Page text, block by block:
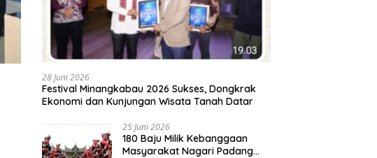
28 Juni 2026
Festival Minangkabau 2026 Sukses, Dongkrak
Ekonomi dan Kunjungan Wisata Tanah Datar
25 Juni 2026
180 Baju Milik Kebanggaan
Masyarakat Nagari Padang